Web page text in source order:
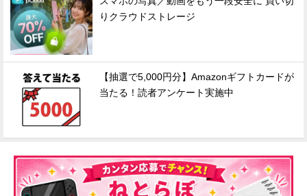
りクラウドストレージ
【抽選で5,000円分】Amazonギフトカードが
当たる！読者アンケート実施中